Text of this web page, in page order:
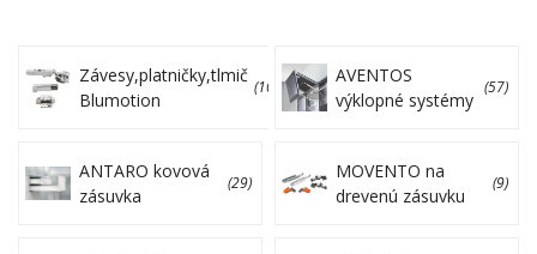
Závesy,platničky,tlmič
Blumotion
(109)
AVENTOS
výklopné systémy
(57)
ANTARO kovová
zásuvka
(29)
MOVENTO na
drevenú zásuvku
(9)